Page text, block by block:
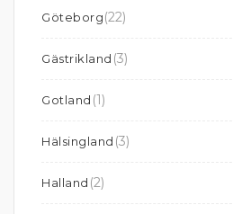
Göteborg(22)
Gästrikland (3)
Gotland (1)
Hälsingland (3)
Halland (2)